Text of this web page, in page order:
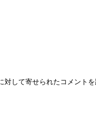
対して寄せられたコメント